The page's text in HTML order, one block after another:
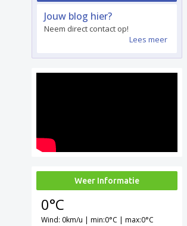
Jouw blog hier?
Neem direct contact op!
Lees meer
Weer Informatie
0°C
Wind: 0km/u | min:0°C | max:0°C